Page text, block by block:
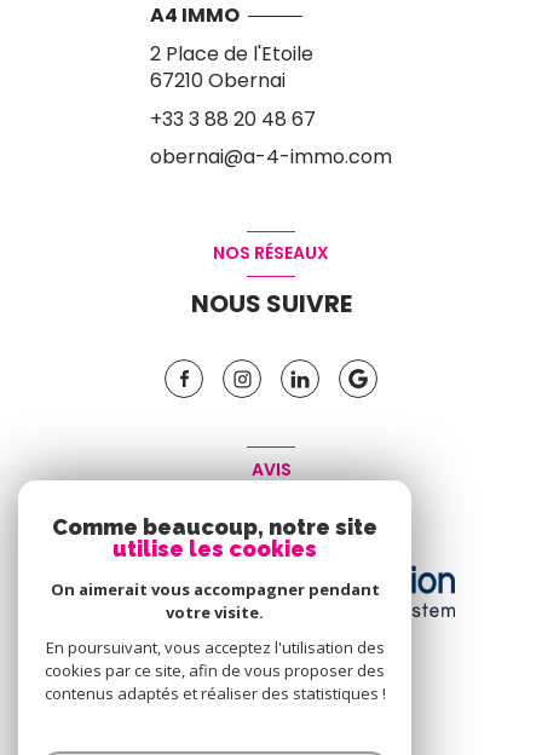
A4 IMMO
2 Place de l'Etoile
67210Obernai
+33 3 88 20 48 67
obernai@a-4-immo.com
NOS RÉSEAUX
NOUS SUIVRE
AVIS
CLIENT
Comme beaucoup, notre site
utilise les cookies
On aimerait vous accompagner pendant
votre visite.
En poursuivant, vous acceptez l'utilisation des
cookies par ce site, afin de vous proposer des
contenus adaptés et réaliser des statistiques !